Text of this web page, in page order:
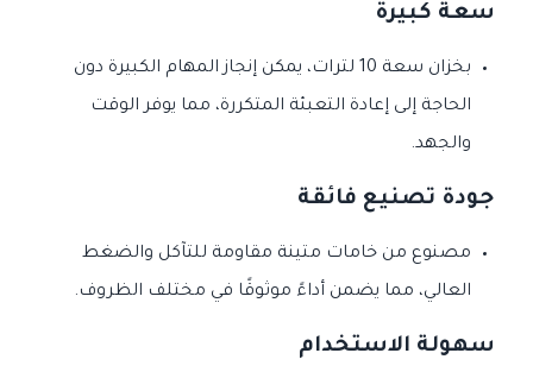
سعة كبيرة
بخزان سعة 10 لترات، يمكن إنجاز المهام الكبيرة دون
الحاجة إلى إعادة التعبئة المتكررة، مما يوفر الوقت
والجهد.
جودة تصنيع فائقة
مصنوع من خامات متينة مقاومة للتآكل والضغط
العالي، مما يضمن أداءً موثوقًا في مختلف الظروف.
سهولة الاستخدام